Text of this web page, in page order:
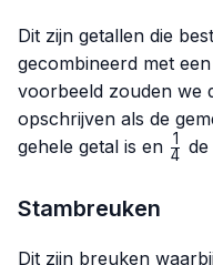
Dit zijn getallen die
gecombineerd met
voorbeeld zouden we
opschrijven als de
gehele getal is en 4
1
Stambreuken
Dit zijn breuken